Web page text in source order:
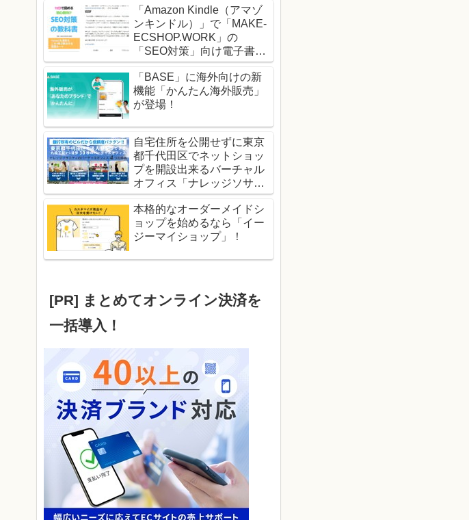
「Amazon Kindle（アマゾ
ンキンドル）」で「MAKE-
ECSHOP.WORK」の
「SEO対策」向け電子書籍
の販売を開始！
「BASE」に海外向けの新
機能「かんたん海外販売」
が登場！
自宅住所を公開せずに東京
都千代田区でネットショッ
プを開設出来るバーチャル
オフィス「ナレッジソサエ
ティ」！
本格的なオーダーメイドシ
ョップを始めるなら「イー
ジーマイショップ」！
[PR] まとめてオンライン決済を
一括導入！